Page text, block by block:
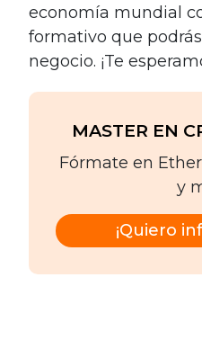
economía mundial
formativo que
negocio. ¡Te
MASTER EN
Fórmate en
y
¡Quiero